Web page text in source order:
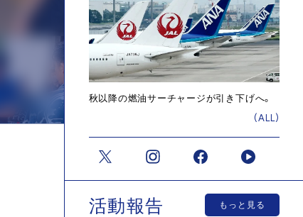
秋以降の燃油サーチャージが引き下げへ。
(ALL)
活動報告 もっと見る